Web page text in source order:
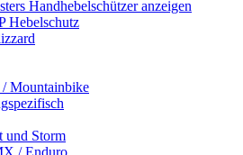
Handhebelschützer anzeigen
Hebelschutz
/ Mountainbike
und Storm
/ Enduro